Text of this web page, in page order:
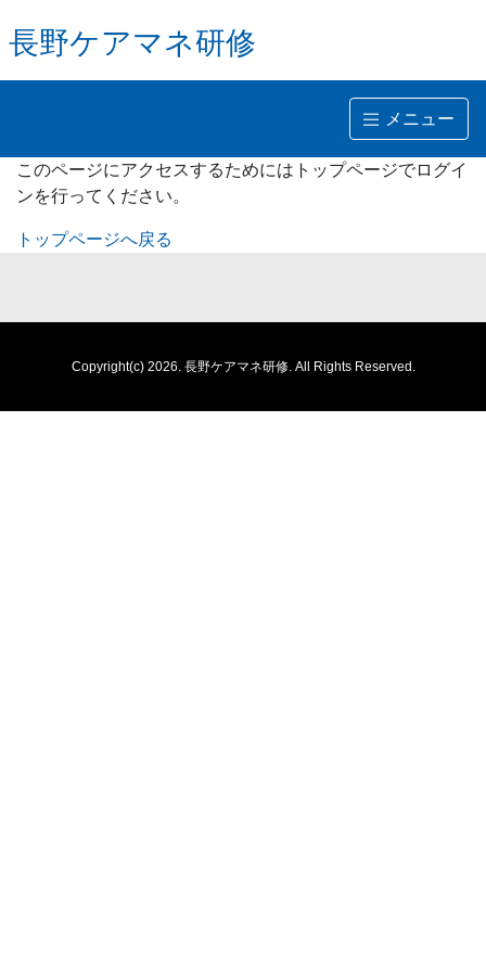
長野ケアマネ研修
メニュー
このページにアクセスするためにはトップページでログイ
ンを行ってください。
トップページへ戻る
Copyright(c) 2026. 長野ケアマネ研修. All Rights Reserved.